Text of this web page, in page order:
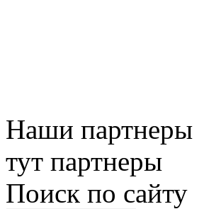
Наши партнеры
тут партнеры
Поиск по сайту